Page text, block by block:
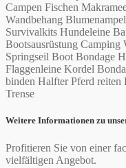
Campen Fischen
Wandbehang
Survivalkits Hundeleine
Bootsausrüstung Camping
Springseil Boot Bondage
Flaggenleine Kordel
binden Halfter Pferd reiten
Trense
Weitere Informationen zu
Profitieren Sie von einer
vielfältigen Angebot.